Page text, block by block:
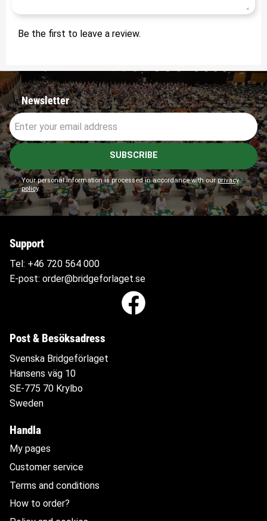
Be the first to leave a review.
Newsletter
SUBSCRIBE
Your personal information is processed in accordance with ourprivacy
policy.
Support
Tel: +46 720 564 000
E-post: order@bridgeforlaget.se
Post & Besöksadress
Svenska Bridgeförlaget
Hansens väg 10
SE-775 70 Krylbo
Sweden
Handla
My pages
Customer service
Terms and conditions
How to order?